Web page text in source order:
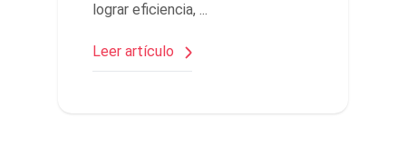
lograr eficiencia, ...
Leer artículo